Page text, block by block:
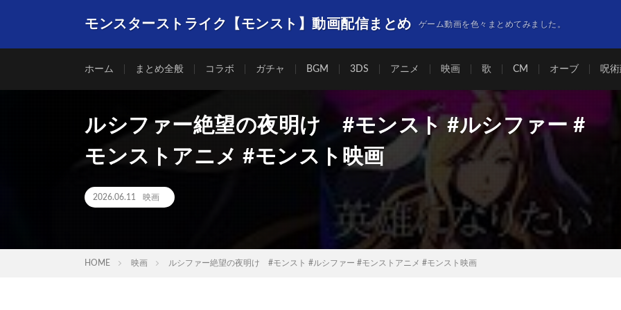
モンスターストライク【モンスト】動画配信まとめ ゲーム動画を色々まとめてみました。
ホーム まとめ全般 コラボ ガチャ BGM 3DS アニメ 映画 歌 CM オーブ 呪
ルシファー絶望の夜明け #モンスト #ルシファー #
モンストアニメ #モンスト映画
2026.06.11 映画
HOME 映画 ルシファー絶望の夜明け #モンスト #ルシファー #モンストアニメ #モンスト映画